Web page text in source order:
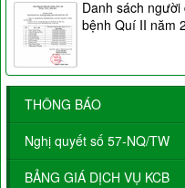
Danh sách
bệnh Quí II năm
THÔNG BÁO
Nghị quyết số 57-NQ/TW
BẢNG GIÁ DỊCH VỤ KCB